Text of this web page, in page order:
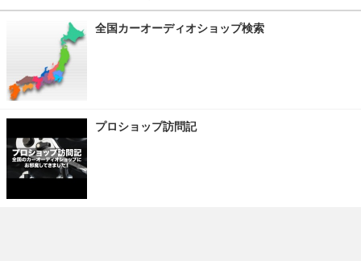
全国カーオーディオショップ検索
プロショップ訪問記